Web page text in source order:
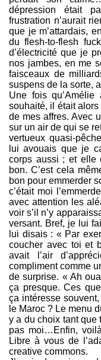
dépression était
frustration n’aurait
que je m’attardais,
du flesh-to-flesh
d’électricité que je
nos jambes, en me
faisceaux de
suspens de la sorte,
Une fois qu’Amélie
souhaité, il était
de mes affres. Avec
sur un air de qui se
vertueux quasi-
lui avouais que je
corps aussi ; et elle
bon. C’est cela
bon pour emmerder
c’était moi
avec attention les
voir s’il n’y
versant. Bref, je lui
lui disais : « Par
coucher avec toi et
avait l’air
compliment comme
de surprise. « Ah
ça presque. Ces
ça intéresse
le Maroc ? Le menu
y a du choix tant que
pas moi…Enfin,
Libre à vous de
creative commons.